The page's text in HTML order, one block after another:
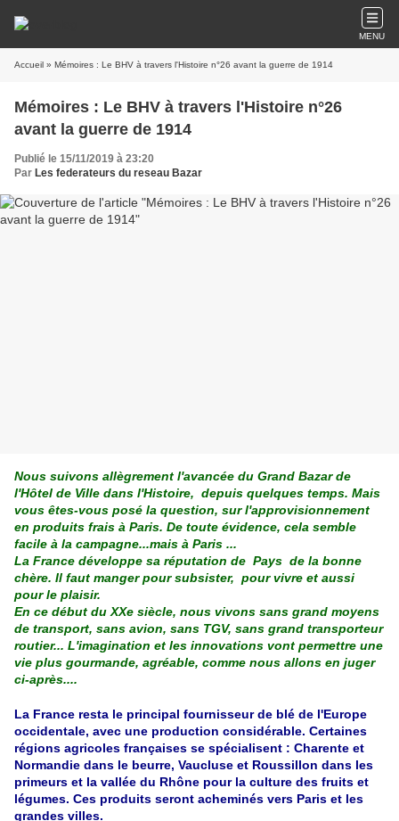
MENU
Accueil » Mémoires : Le BHV à travers l'Histoire n°26 avant la guerre de 1914
Mémoires : Le BHV à travers l'Histoire n°26
avant la guerre de 1914
Publié le 15/11/2019 à 23:20
Par Les federateurs du reseau Bazar
Nous suivons allègrement l'avancée du Grand Bazar de
l'Hôtel de Ville dans l'Histoire, depuis quelques temps. Mais
vous êtes-vous posé la question, sur l'approvisionnement
en produits frais à Paris. De toute évidence, cela semble
facile à la campagne...mais à Paris ...
La France développe sa réputation de Pays de la bonne
chère. Il faut manger pour subsister, pour vivre et aussi
pour le plaisir.
En ce début du XXe siècle, nous vivons sans grand moyens
de transport, sans avion, sans TGV, sans grand transporteur
routier... L'imagination et les innovations vont permettre une
vie plus gourmande, agréable, comme nous allons en juger
ci-après....
La France resta le principal fournisseur de blé de l'Europe
occidentale, avec une production considérable. Certaines
régions agricoles françaises se spécialisent : Charente et
Normandie dans le beurre, Vaucluse et Roussillon dans les
primeurs et la vallée du Rhône pour la culture des fruits et
légumes. Ces produits seront acheminés vers Paris et les
grandes villes.